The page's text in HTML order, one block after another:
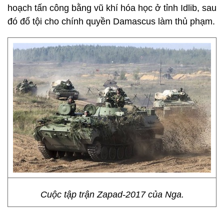
hoạch tấn công bằng vũ khí hóa học ở tỉnh Idlib, sau
đó đổ tội cho chính quyền Damascus làm thủ phạm.
Cuộc tập trận Zapad-2017 của Nga.